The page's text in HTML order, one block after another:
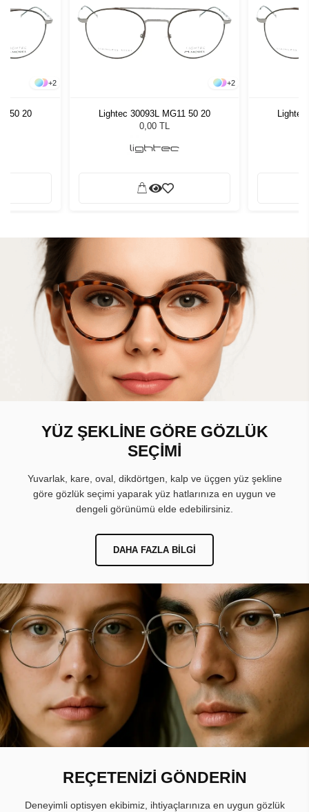
+2
50 20
+2
Lightec 30093L MG11 50 20
0,00 TL
Lightec
YÜZ ŞEKLİNE GÖRE GÖZLÜK
SEÇİMİ
Yuvarlak, kare, oval, dikdörtgen, kalp ve üçgen yüz şekline
göre gözlük seçimi yaparak yüz hatlarınıza en uygun ve
dengeli görünümü elde edebilirsiniz.
DAHA FAZLA BILGI
REÇETENİZİ GÖNDERİN
Deneyimli optisyen ekibimiz, ihtiyaçlarınıza en uygun gözlük